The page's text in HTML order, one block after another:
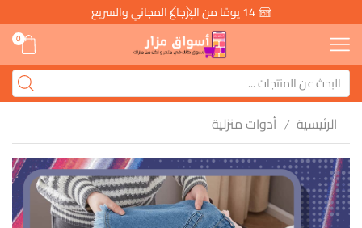
14 يومًا من الإرجاع المجاني والسريع
0
الرئيسية / أدوات منزلية